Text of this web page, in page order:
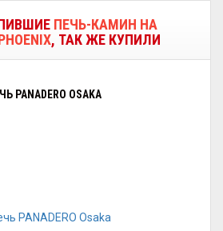
ПЕЧЬ-КАМИН НА
, ТАК ЖЕ КУПИЛИ
PANADERO OSAKA